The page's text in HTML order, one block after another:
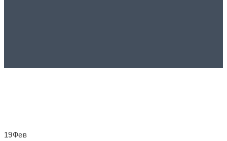
19Фев